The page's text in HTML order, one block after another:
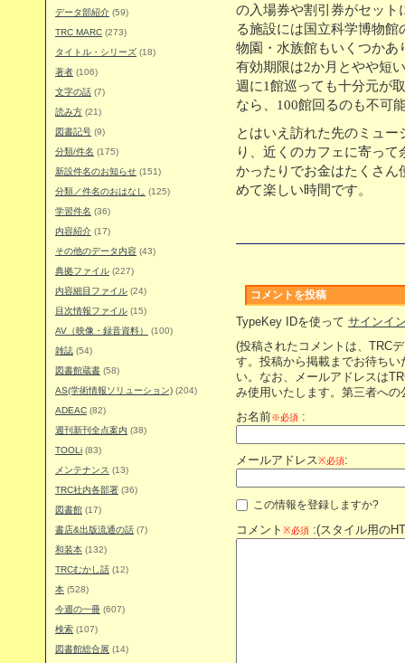
データ部紹介 (59)
TRC MARC (273)
タイトル・シリーズ (18)
著者 (106)
文字の話 (7)
読み方 (21)
図書記号 (9)
分類/件名 (175)
新設件名のお知らせ (151)
分類／件名のおはなし
(125)
学習件名 (36)
内容紹介 (17)
その他のデータ内容 (43)
典拠ファイル (227)
内容細目ファイル (24)
目次情報ファイル (15)
AV（映像・録音資料）
(100)
雑誌 (54)
図書館蔵書 (58)
AS(学術情報ソリューション) (204)
ADEAC (82)
週刊新刊全点案内 (38)
TOOLi (83)
メンテナンス (13)
TRC社内各部署 (36)
図書館 (17)
書店&出版流通の話 (7)
和装本 (132)
TRCむかし話 (12)
本 (528)
今週の一冊 (607)
検索 (107)
図書館総合展 (14)
の入場券や割引券がセット
る施設には国立科学博物
物園・水族館もいくつかあ
有効期限は2か月とやや短
週に1館巡っても十分元が
なら、100館回るのも不可
とはいえ訪れた先のミュ
り、近くのカフェに寄っ
かったりでお金はたくさん
めて楽しい時間です。
コメントを投稿
TypeKey IDを使って サインイ
(投稿されたコメントは、TRC
す。投稿から掲載までお待ち
い。なお、メールアドレスは
み使用いたします。第三者へ
お名前※必須 :
メールアドレス※必須:
この情報を登録しますか?
コメント ※必須 :(スタイル用の